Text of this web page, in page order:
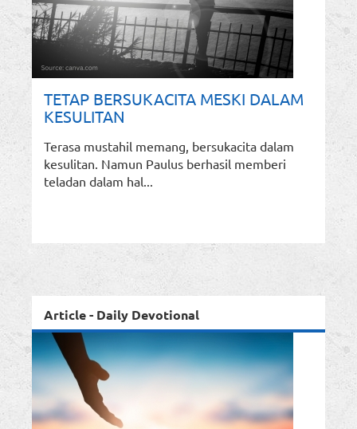
TETAP BERSUKACITA MESKI DALAM
KESULITAN
Terasa mustahil memang, bersukacita dalam
kesulitan. Namun Paulus berhasil memberi
teladan dalam hal...
Article - Daily Devotional